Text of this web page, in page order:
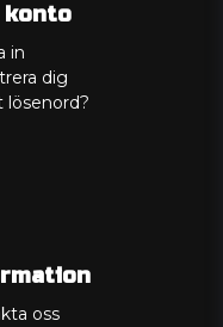
in
dig
lösenord?
oss